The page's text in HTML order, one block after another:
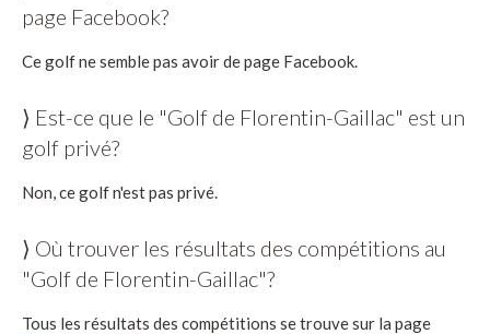
page Facebook?
Ce golf ne semble pas avoir de page Facebook.
⟩ Est-ce que le "Golf de Florentin-Gaillac" est un
golf privé?
Non, ce golf n'est pas privé.
⟩ Où trouver les résultats des compétitions au
"Golf de Florentin-Gaillac"?
Tous les résultats des compétitions se trouve sur la page